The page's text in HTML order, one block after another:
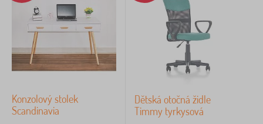
Konzolový stolek
Scandinavia
Dětská otočná židle
Timmy tyrkysová